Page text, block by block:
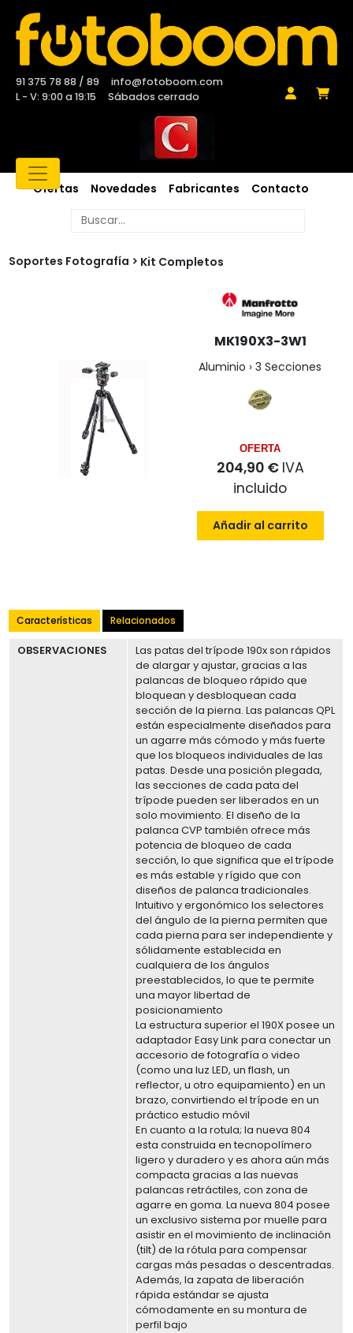
91 375 78 88 / 89
info@fotoboom.com
L - V: 9:00 a 19:15
Sábados cerrado
Ofertas Novedades Fabricantes Contacto
Soportes Fotografía Kit Completos
MK190X3-3W1
Aluminio › 3 Secciones
OFERTA
204,90 € IVA
incluido
Añadir al carrito
Características Relacionados
OBSERVACIONES
Las patas del trípode 190x son rápidos
de alargar y ajustar, gracias a las
palancas de bloqueo rápido que
bloquean y desbloquean cada
sección de la pierna. Las palancas QPL
están especialmente diseñados para
un agarre más cómodo y más fuerte
que los bloqueos individuales de las
patas. Desde una posición plegada,
las secciones de cada pata del
trípode pueden ser liberados en un
solo movimiento. El diseño de la
palanca CVP también ofrece más
potencia de bloqueo de cada
sección, lo que significa que el trípode
es más estable y rígido que con
diseños de palanca tradicionales.
Intuitivo y ergonómico los selectores
del ángulo de la pierna permiten que
cada pierna para ser independiente y
sólidamente establecida en
cualquiera de los ángulos
preestablecidos, lo que te permite
una mayor libertad de
posicionamiento
La estructura superior el 190X posee un
adaptador Easy Link para conectar un
accesorio de fotografía o video
(como una luz LED, un flash, un
reflector, u otro equipamiento) en un
brazo, convirtiendo el trípode en un
práctico estudio móvil
En cuanto a la rotula; la nueva 804
esta construida en tecnopolímero
ligero y duradero y es ahora aún más
compacta gracias a las nuevas
palancas retráctiles, con zona de
agarre en goma. La nueva 804 posee
un exclusivo sistema por muelle para
asistir en el movimiento de inclinación
(tilt) de la rótula para compensar
cargas más pesadas o descentradas.
Además, la zapata de liberación
rápida estándar se ajusta
cómodamente en su montura de
perfil bajo